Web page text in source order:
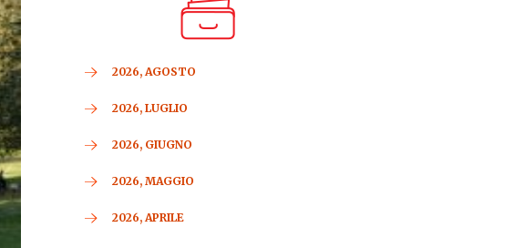
2026, AGOSTO
2026, LUGLIO
2026, GIUGNO
2026, MAGGIO
2026, APRILE